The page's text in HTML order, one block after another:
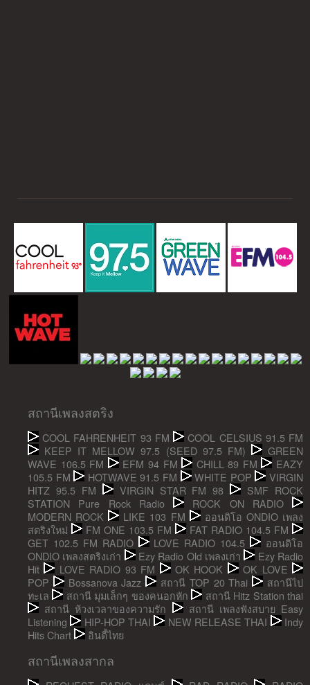
สถานีเพลงสตริง
COOL FAHRENHEIT 93 FM
COOL CELSIUS 91.5 FM
KEEP IT MELLOW 97.5 (SEED 97.5 FM)
GREEN
WAVE 106.5 FM
EFM 94 FM CHILL 89 FM
EAZY
105.5 FM
HOTWAVE 91.5 FM WHITE POP
VIRGIN
HITZ 95.5 FM
VIRGIN STAR FM 98
SMF ROCK
STATION Pure Rock Radio
ROCK ON RADIO
MODERN ROCK
LIKE 103 FM
ออนดิโอ ONDIO เพลง
สตริงใหม่
FM ONE 103.5 FM
FAT RADIO 104.5 FM
GET 102.5 FM RADIO
LOVE RADIO 104.5
ออนดิโอ
ONDIO เพลงสตริงเก่า
Ezy Radio Old เพลงเก่า
Ezy Radio
Hit
LOVE RADIO 93 FM OK HOOK
OK LOVE
POP
Bossanova Jazz สถานี TOP 20 Thai
สถานีไป
ทะเล
สถานี มุมเล็กๆ ของคนอกหัก
สถานี Hitz Station thai
สถานี ห้วงเวลาของความรัก
สถานี เพลงฟังสบาย Easy
Listening
HIP-HOP THAI NEW RELEASE THAI
Indy
Hits Chart
อินดี้ไทย
สถานีเพลงสากล